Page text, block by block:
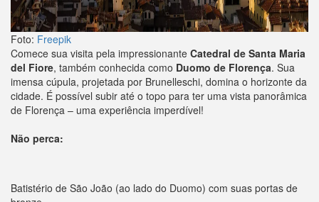
Foto: Freepik
Comece sua visita pela impressionante Catedral de Santa Maria
del Fiore, também conhecida como Duomo de Florença. Sua
imensa cúpula, projetada por Brunelleschi, domina o horizonte da
cidade. É possível subir até o topo para ter uma vista panorâmica
de Florença – uma experiência imperdível!
Não perca:
Batistério de São João (ao lado do Duomo) com suas portas de